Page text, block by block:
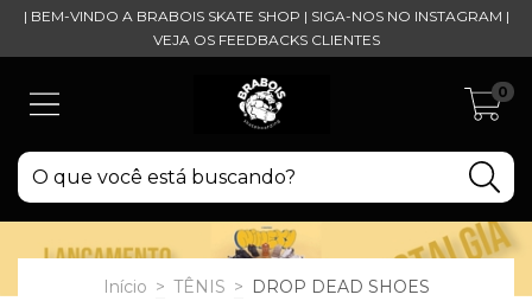
| BEM-VINDO A BRABOIS SKATE SHOP | SIGA-NOS NO INSTAGRAM |
VEJA OS FEEDBACKS CLIENTES
0
Início > TÊNIS > DROP DEAD SHOES